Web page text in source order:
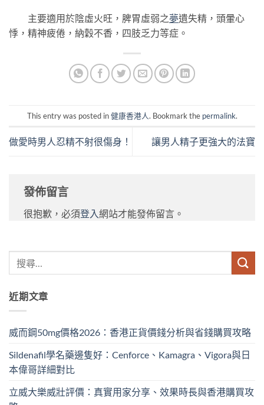
主要適用於陰虛火旺，脾胃虛弱之夢遺失精，頭暈心
悸，精神疲倦，納穀不香，四肢乏力等症。
This entry was posted in健康香港人. Bookmark the permalink.
做愛時男人忍精不射很傷身！ 讓男人精子更強大的法寶
發佈留言
很抱歉，必須登入網站才能發佈留言。
近期文章
威而鋼50mg價格2026：香港正貨價錢分析與省錢購買攻略
Sildenafil學名藥邊隻好：Cenforce、Kamagra、Vigora與日
本偉哥詳細對比
立威大樂威壯評價：真實用家分享、效果時長與香港購買攻